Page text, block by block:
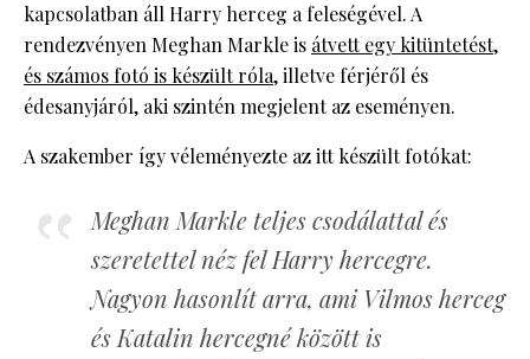
kapcsolatban áll Harry herceg a feleségével. A
rendezvényen Meghan Markle is átvett egy kitüntetést,
és számos fotó is készült róla, illetve férjéről és
édesanyjáról, aki szintén megjelent az eseményen.
A szakember így véleményezte az itt készült fotókat:
Meghan Markle teljes csodálattal és
szeretettel néz fel Harry hercegre.
Nagyon hasonlít arra, ami Vilmos herceg
és Katalin hercegné között is